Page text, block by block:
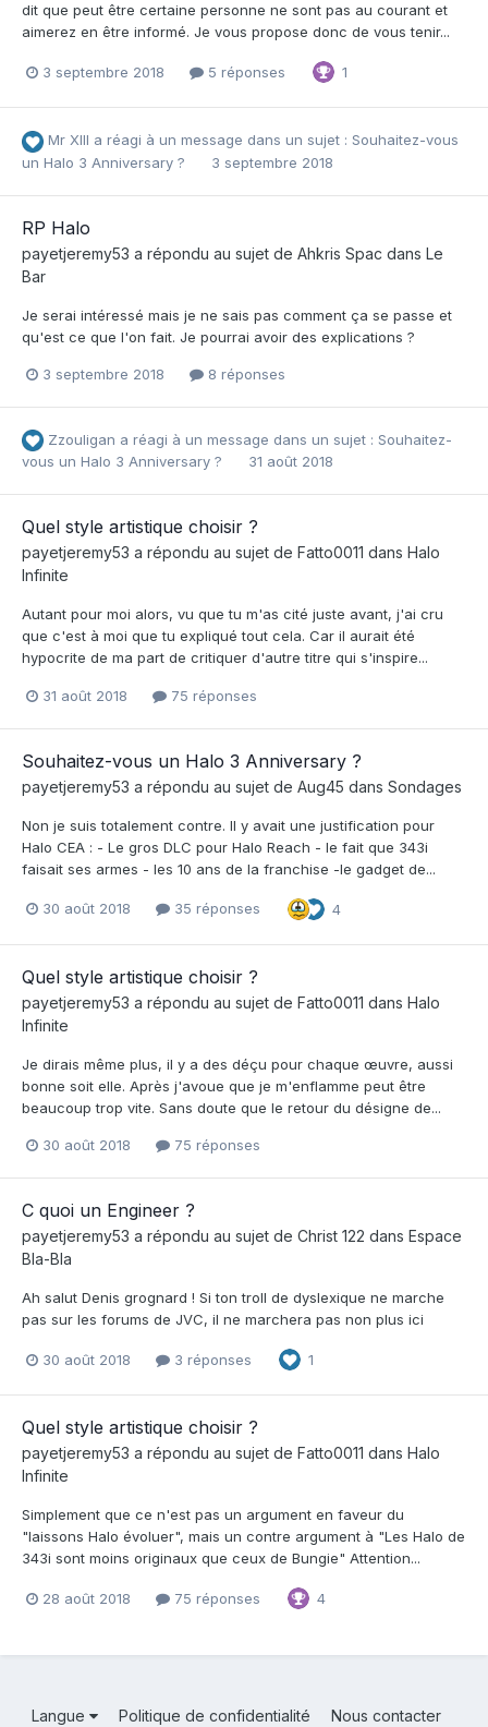
dit que peut être certaine personne ne sont pas au courant et
aimerez en être informé. Je vous propose donc de vous tenir...
3 septembre 2018 5 réponses 1
Mr XIII a réagi à un message dans un sujet : Souhaitez-vous
un Halo 3 Anniversary ?
3 septembre 2018
RP Halo
payetjeremy53 a répondu au sujet de Ahkris Spac dans Le
Bar
Je serai intéressé mais je ne sais pas comment ça se passe et
qu'est ce que l'on fait. Je pourrai avoir des explications ?
3 septembre 2018 8 réponses
Zzouligan a réagi à un message dans un sujet : Souhaitez-
vous un Halo 3 Anniversary ?
31 août 2018
Quel style artistique choisir ?
payetjeremy53 a répondu au sujet de Fatto0011 dans Halo
Infinite
Autant pour moi alors, vu que tu m'as cité juste avant, j'ai cru
que c'est à moi que tu expliqué tout cela. Car il aurait été
hypocrite de ma part de critiquer d'autre titre qui s'inspire...
31 août 2018 75 réponses
Souhaitez-vous un Halo 3 Anniversary ?
payetjeremy53 a répondu au sujet de Aug45 dans Sondages
Non je suis totalement contre. Il y avait une justification pour
Halo CEA : - Le gros DLC pour Halo Reach - le fait que 343i
faisait ses armes - les 10 ans de la franchise -le gadget de...
30 août 2018 35 réponses 4
Quel style artistique choisir ?
payetjeremy53 a répondu au sujet de Fatto0011 dans Halo
Infinite
Je dirais même plus, il y a des déçu pour chaque œuvre, aussi
bonne soit elle. Après j'avoue que je m'enflamme peut être
beaucoup trop vite. Sans doute que le retour du désigne de...
30 août 2018 75 réponses
C quoi un Engineer ?
payetjeremy53 a répondu au sujet de Christ 122 dans Espace
Bla-Bla
Ah salut Denis grognard ! Si ton troll de dyslexique ne marche
pas sur les forums de JVC, il ne marchera pas non plus ici
30 août 2018 3 réponses 1
Quel style artistique choisir ?
payetjeremy53 a répondu au sujet de Fatto0011 dans Halo
Infinite
Simplement que ce n'est pas un argument en faveur du
"laissons Halo évoluer", mais un contre argument à "Les Halo de
343i sont moins originaux que ceux de Bungie" Attention...
28 août 2018 75 réponses 4
Langue Politique de confidentialité Nous contacter